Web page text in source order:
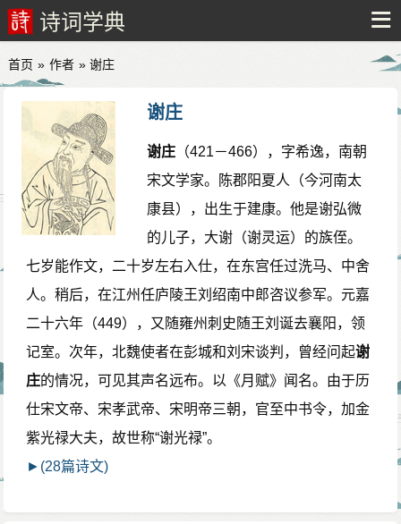
诗词学典
首页 » 作者 » 谢庄
谢庄
谢庄 （421－466），字希逸，南朝
宋文学家。陈郡阳夏人（今河南太
康县），出生于建康。他是谢弘微
的儿子，大谢（谢灵运）的族侄。
七岁能作文，二十岁左右入仕，在东宫任过洗马、中舍
人。稍后，在江州任庐陵王刘绍南中郎咨议参军。元嘉
二十六年（449），又随雍州刺史随王刘诞去襄阳，领
记室。次年，北魏使者在彭城和刘宋谈判，曾经问起谢
庄的情况，可见其声名远布。以《月赋》闻名。由于历
仕宋文帝、宋孝武帝、宋明帝三朝，官至中书令，加金
紫光禄大夫，故世称“谢光禄”。
►(28篇诗文)